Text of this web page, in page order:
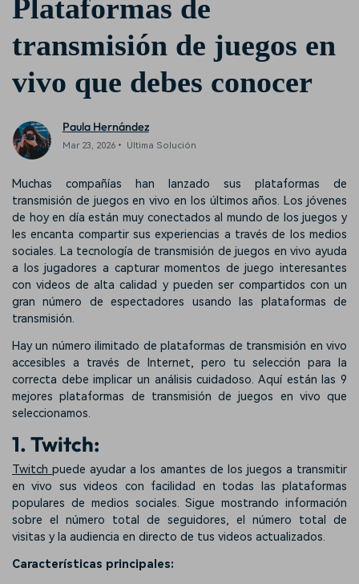
Plataformas de
transmisión de juegos en
vivo que debes conocer
Paula Hernández
Mar 23, 2026• Última Solución
Muchas compañías han lanzado sus plataformas de
transmisión de juegos en vivo en los últimos años. Los jóvenes
de hoy en día están muy conectados al mundo de los juegos y
les encanta compartir sus experiencias a través de los medios
sociales. La tecnología de transmisión de juegos en vivo ayuda
a los jugadores a capturar momentos de juego interesantes
con videos de alta calidad y pueden ser compartidos con un
gran número de espectadores usando las plataformas de
transmisión.
Hay un número ilimitado de plataformas de transmisión en vivo
accesibles a través de Internet, pero tu selección para la
correcta debe implicar un análisis cuidadoso. Aquí están las 9
mejores plataformas de transmisión de juegos en vivo que
seleccionamos.
1. Twitch:
Twitchpuede ayudar a los amantes de los juegos a transmitir
en vivo sus videos con facilidad en todas las plataformas
populares de medios sociales. Sigue mostrando información
sobre el número total de seguidores, el número total de
visitas y la audiencia en directo de tus videos actualizados.
Características principales: